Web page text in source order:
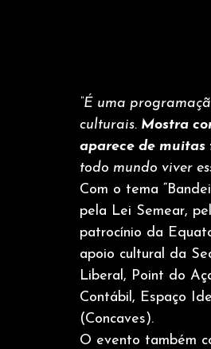
“É uma
culturais. Mostra
aparece de
todo mundo viver
Com o tema
pela Lei Semear,
patrocínio da
apoio cultural da
Liberal, Point do
Contábil, Espaço
(Concaves).
O evento também